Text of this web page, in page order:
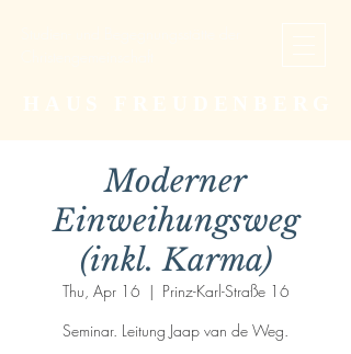
Moderner
Einweihungsweg
(inkl. Karma)
Thu, Apr 16
  |
Prinz-Karl-Straße 16
Seminar. Leitung Jaap van de Weg.